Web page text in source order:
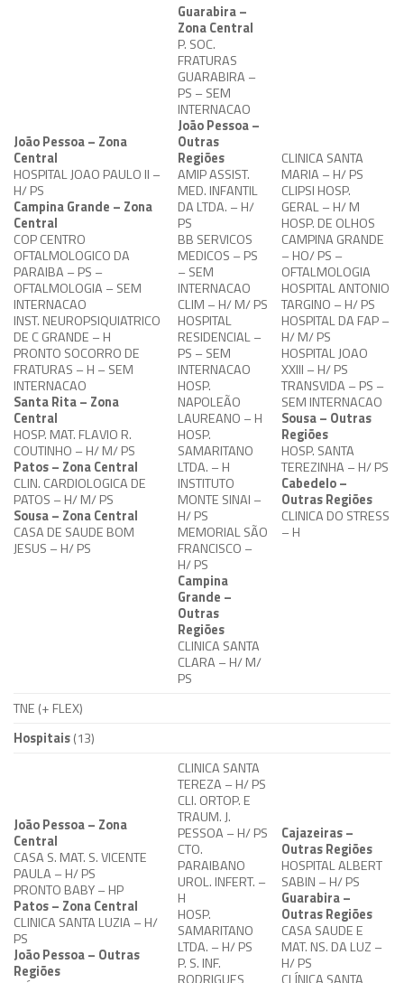
João Pessoa – Zona
Central
HOSPITAL JOAO PAULO II –
H/ PS
Campina Grande – Zona
Central
COP CENTRO
OFTALMOLOGICO DA
PARAIBA – PS –
OFTALMOLOGIA – SEM
INTERNACAO
INST. NEUROPSIQUIATRICO
DE C GRANDE – H
PRONTO SOCORRO DE
FRATURAS – H – SEM
INTERNACAO
Santa Rita – Zona
Central
HOSP. MAT. FLAVIO R.
COUTINHO – H/ M/ PS
Patos – Zona Central
CLIN. CARDIOLOGICA DE
PATOS – H/ M/ PS
Sousa – Zona Central
CASA DE SAUDE BOM
JESUS – H/ PS
Guarabira –
Zona Central
P. SOC.
FRATURAS
GUARABIRA –
PS – SEM
INTERNACAO
João Pessoa –
Outras
Regiões
AMIP ASSIST.
MED. INFANTIL
DA LTDA. – H/
PS
BB SERVICOS
MEDICOS – PS
– SEM
INTERNACAO
CLIM – H/ M/ PS
HOSPITAL
RESIDENCIAL –
PS – SEM
INTERNACAO
HOSP.
NAPOLEÃO
LAUREANO – H
HOSP.
SAMARITANO
LTDA. – H
INSTITUTO
MONTE SINAI –
H/ PS
MEMORIAL SÃO
FRANCISCO –
H/ PS
Campina
Grande –
Outras
Regiões
CLINICA SANTA
CLARA – H/ M/
PS
CLINICA SANTA
MARIA – H/ PS
CLIPSI HOSP.
GERAL – H/ M
HOSP. DE OLHOS
CAMPINA GRANDE
– HO/ PS –
OFTALMOLOGIA
HOSPITAL ANTONIO
TARGINO – H/ PS
HOSPITAL DA FAP –
H/ M/ PS
HOSPITAL JOAO
XXIII – H/ PS
TRANSVIDA – PS –
SEM INTERNACAO
Sousa – Outras
Regiões
HOSP. SANTA
TEREZINHA – H/ PS
Cabedelo –
Outras Regiões
CLINICA DO STRESS
– H
TNE (+ FLEX)
Hospitais(13)
João Pessoa – Zona
Central
CASA S. MAT. S. VICENTE
PAULA – H/ PS
PRONTO BABY – HP
Patos – Zona Central
CLINICA SANTA LUZIA – H/
PS
João Pessoa – Outras
Regiões
CLINICA SANTA
TEREZA – H/ PS
CLI. ORTOP. E
TRAUM. J.
PESSOA – H/ PS
CTO.
PARAIBANO
UROL. INFERT. –
H
HOSP.
SAMARITANO
LTDA. – H/ PS
P. S. INF.
Cajazeiras –
Outras Regiões
HOSPITAL ALBERT
SABIN – H/ PS
Guarabira –
Outras Regiões
CASA SAUDE E
MAT. NS. DA LUZ –
H/ PS